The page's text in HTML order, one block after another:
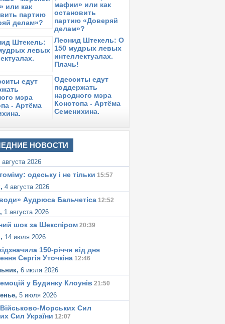
работающие судебные терминалы?
3 октября 2018в 09:33:
активист Александр Гумиров об
в Россию
30 сентября 2018в 11:57:
слов о львовском трагифарсе
24 сентября 2018
вокруг Национальной полиции
области
мафии» или как
остановить
партию «Доверяй
делам»?
Леонид Штекель: О
150 мудрых левых
интеллектуалах.
Плачь!
Одесситы едут
поддержать
народного мэра
Конотопа - Артёма
Семенихина.
НОВОСТИ
августа 2026
одеську i не тiльки 15:57
4 августа 2026
Аудрюса Бальчетiса 12:52
1 августа 2026
шок за Шекспіром 20:39
14 июля 2026
150-річчя від дня
Сергія Уточкіна 12:46
6 июля 2026
у Будинку Клоунів 21:50
5 июля 2026
Морських Сил
Сил України 12:07